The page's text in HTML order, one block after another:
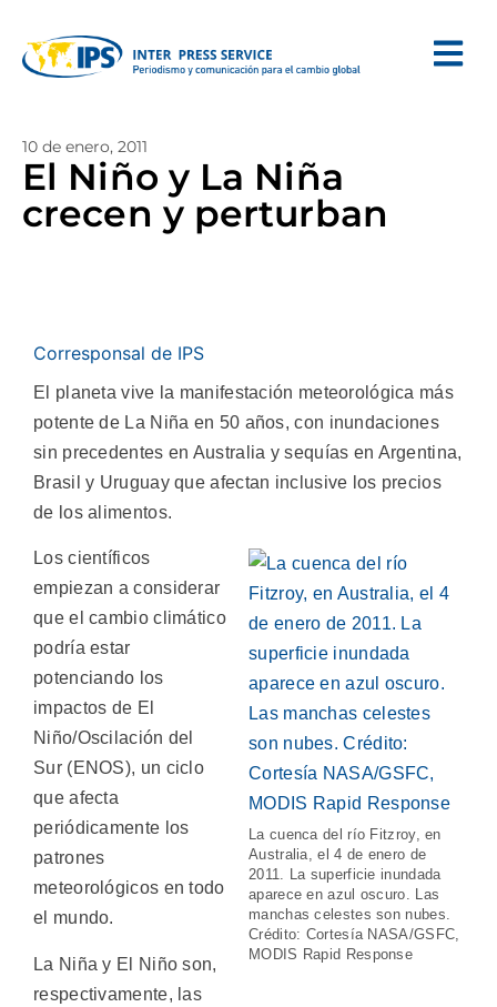
10 de enero, 2011
El Niño y La Niña
crecen y perturban
Corresponsal de IPS
El planeta vive la manifestación meteorológica más
potente de La Niña en 50 años, con inundaciones
sin precedentes en Australia y sequías en Argentina,
Brasil y Uruguay que afectan inclusive los precios
de los alimentos.
La cuenca del río Fitzroy, en
Australia, el 4 de enero de
2011. La superficie inundada
aparece en azul oscuro. Las
manchas celestes son nubes.
Crédito: Cortesía NASA/GSFC,
MODIS Rapid Response
Los científicos
empiezan a considerar
que el cambio climático
podría estar
potenciando los
impactos de El
Niño/Oscilación del
Sur (ENOS), un ciclo
que afecta
periódicamente los
patrones
meteorológicos en todo
el mundo.
La Niña y El Niño son,
respectivamente, las